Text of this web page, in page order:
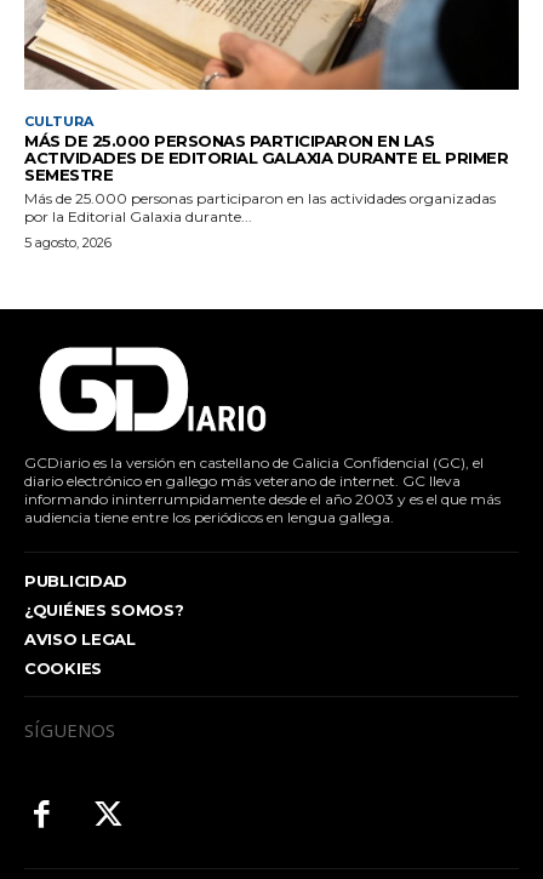
CULTURA
MÁS DE 25.000 PERSONAS PARTICIPARON EN LAS
ACTIVIDADES DE EDITORIAL GALAXIA DURANTE EL PRIMER
SEMESTRE
Más de 25.000 personas participaron en las actividades organizadas
por la Editorial Galaxia durante...
5 agosto, 2026
GCDiario es la versión en castellano de Galicia Confidencial (GC), el
diario electrónico en gallego más veterano de internet. GC lleva
informando ininterrumpidamente desde el año 2003 y es el que más
audiencia tiene entre los periódicos en lengua gallega.
PUBLICIDAD
¿QUIÉNES SOMOS?
AVISO LEGAL
COOKIES
SÍGUENOS